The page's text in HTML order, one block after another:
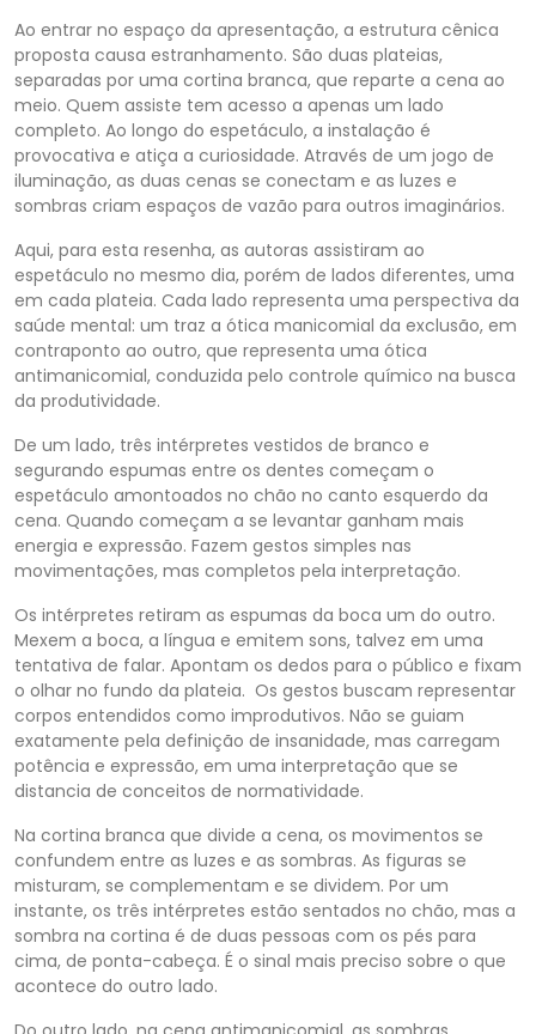
Ao entrar no espaço da apresentação, a estrutura cênica
proposta causa estranhamento. São duas plateias,
separadas por uma cortina branca, que reparte a cena ao
meio. Quem assiste tem acesso a apenas um lado
completo. Ao longo do espetáculo, a instalação é
provocativa e atiça a curiosidade. Através de um jogo de
iluminação, as duas cenas se conectam e as luzes e
sombras criam espaços de vazão para outros imaginários.
Aqui, para esta resenha, as autoras assistiram ao
espetáculo no mesmo dia, porém de lados diferentes, uma
em cada plateia. Cada lado representa uma perspectiva da
saúde mental: um traz a ótica manicomial da exclusão, em
contraponto ao outro, que representa uma ótica
antimanicomial, conduzida pelo controle químico na busca
da produtividade.
De um lado, três intérpretes vestidos de branco e
segurando espumas entre os dentes começam o
espetáculo amontoados no chão no canto esquerdo da
cena. Quando começam a se levantar ganham mais
energia e expressão. Fazem gestos simples nas
movimentações, mas completos pela interpretação.
Os intérpretes retiram as espumas da boca um do outro.
Mexem a boca, a língua e emitem sons, talvez em uma
tentativa de falar. Apontam os dedos para o público e fixam
o olhar no fundo da plateia. Os gestos buscam representar
corpos entendidos como improdutivos. Não se guiam
exatamente pela definição de insanidade, mas carregam
potência e expressão, em uma interpretação que se
distancia de conceitos de normatividade.
Na cortina branca que divide a cena, os movimentos se
confundem entre as luzes e as sombras. As figuras se
misturam, se complementam e se dividem. Por um
instante, os três intérpretes estão sentados no chão, mas a
sombra na cortina é de duas pessoas com os pés para
cima, de ponta-cabeça. É o sinal mais preciso sobre o que
acontece do outro lado.